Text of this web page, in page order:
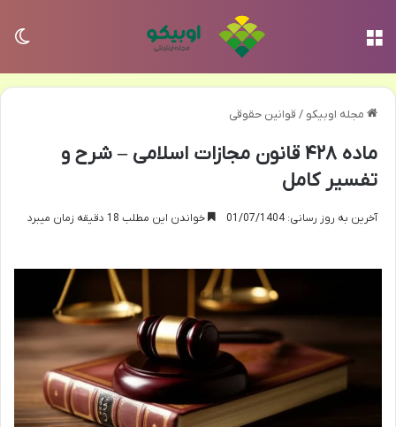
مجله اوبیکو / قوانین حقوقی
ماده ۴۲۸ قانون مجازات اسلامی – شرح و
تفسیر کامل
آخرین به روز رسانی: 01/07/1404 خواندن این مطلب 18 دقیقه زمان میبرد